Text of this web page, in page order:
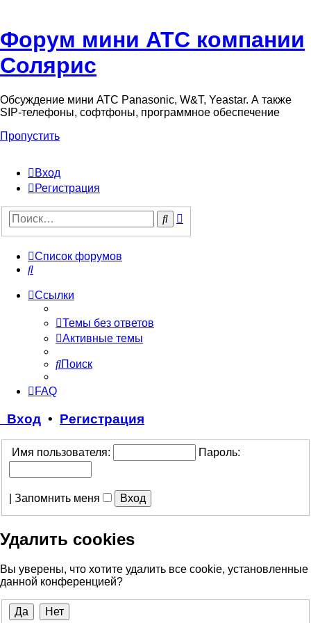
Форум мини АТС компании
Солярис
Обсуждение мини АТС Panasonic, W&T, Yeastar. А также
SIP-телефоны, софтфоны, программное обеспечение
Пропустить
Вход
Регистрация
Поиск
Список форумов
Поиск
Ссылки
Темы без ответов
Активные темы
Поиск
FAQ
Вход • Регистрация
Имя пользователя: Пароль:
Запомнить меня
Удалить cookies
Вы уверены, что хотите удалить все cookie, установленные
данной конференцией?